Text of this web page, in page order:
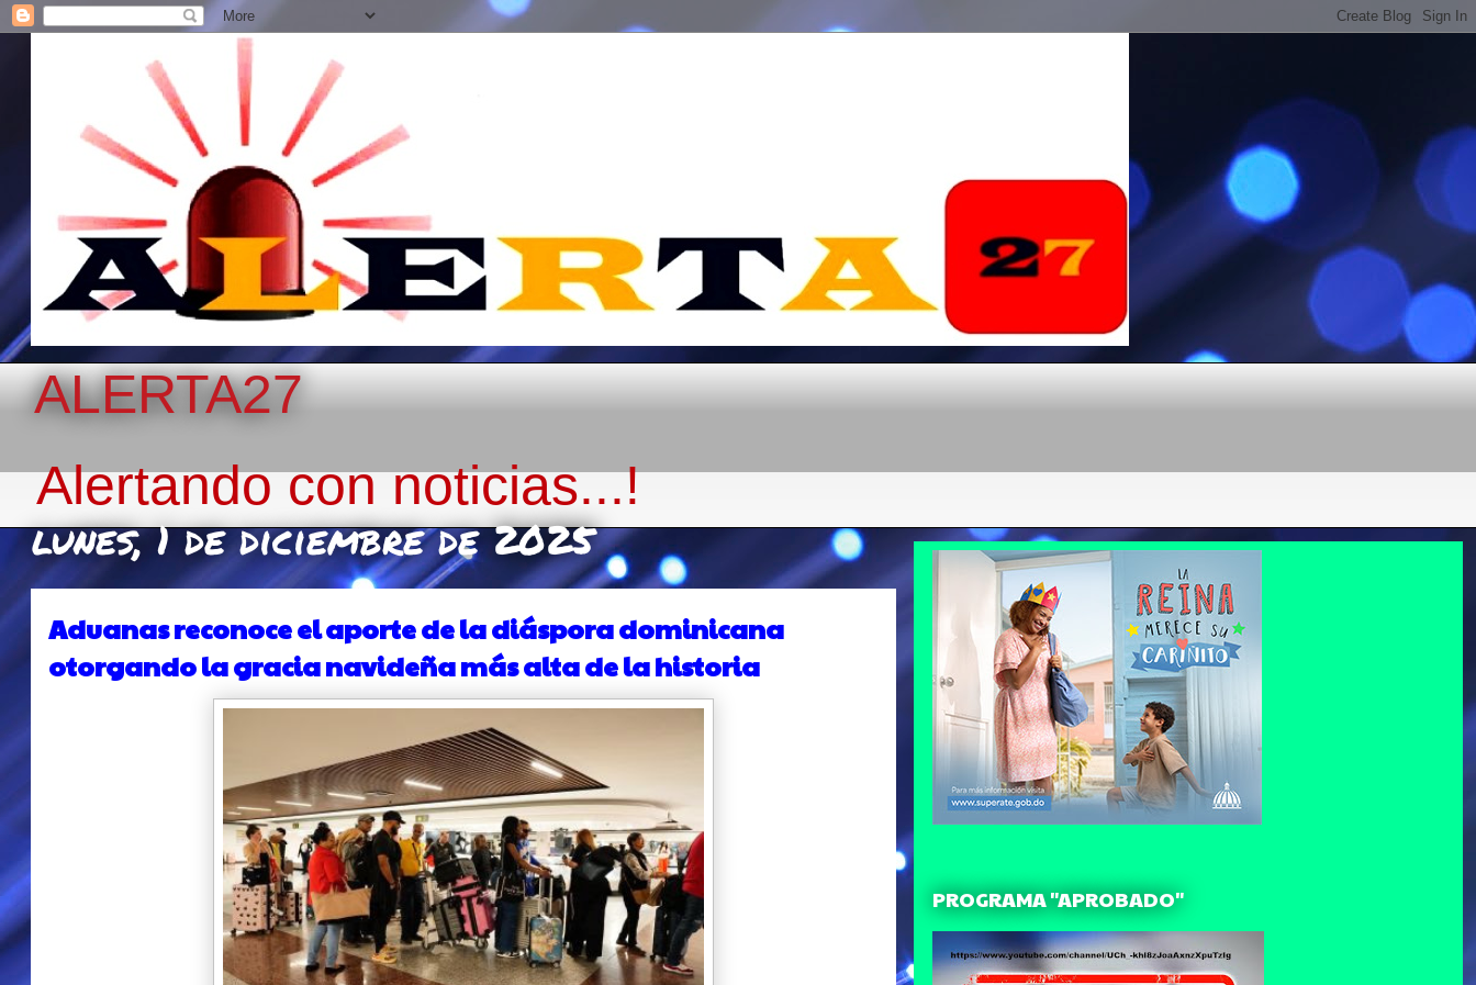
ALERTA27
Alertando con noticias...!
lunes, 1 de diciembre de 2025
Aduanas reconoce el aporte de la diáspora dominicana
otorgando la gracia navideña más alta de la historia
PROGRAMA "APROBADO"